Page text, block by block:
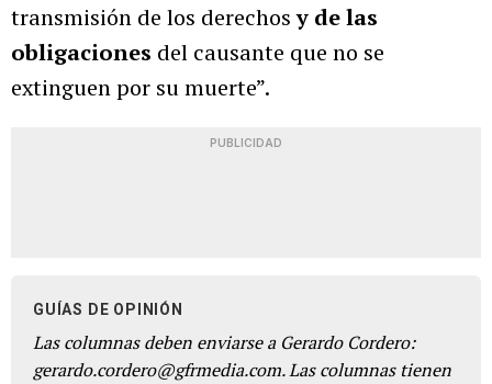
transmisión de los derechosy de las
obligaciones del causante que no se
extinguen por su muerte”.
PUBLICIDAD
GUÍAS DE OPINIÓN
Las columnas deben enviarse a Gerardo Cordero:
gerardo.cordero@gfrmedia.com. Las columnas tienen